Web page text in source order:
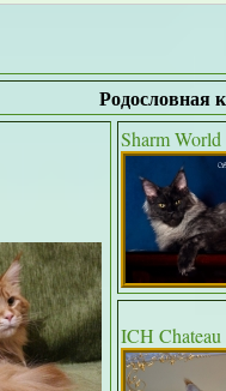
Родословная
Sharm
ICH